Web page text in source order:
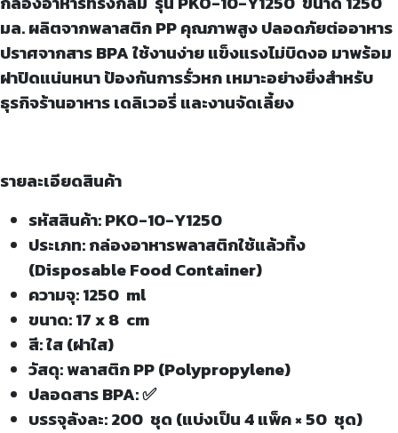
มล. ผลิตจากพลาสติก PP คุณภาพสูง ปลอดภัยต่ออาหาร
ปราศจากสาร BPA ใช้งานง่าย แข็งแรงไม่บิดงอ มาพร้อม
ฝาปิดแน่นหนา ป้องกันการรั่วหก เหมาะอย่างยิ่งสำหรับ
ธุรกิจร้านอาหาร เดลิเวอรี่ และงานจัดเลี้ยง
รายละเอียดสินค้า
รหัสสินค้า: PKO-10-Y1250
ประเภท: กล่องอาหารพลาสติกใช้แล้วทิ้ง
(Disposable Food Container)
ความจุ: 1250 ml
ขนาด: 17 x 8 cm
สี: ใส (ฝาใส)
วัสดุ: พลาสติก PP (Polypropylene)
ปลอดสาร BPA: ✅
บรรจุลังละ: 200 ชุด (แบ่งเป็น 4 แพ็ค × 50 ชุด)